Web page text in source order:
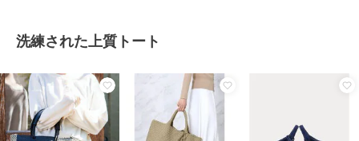
洗練された上質トート